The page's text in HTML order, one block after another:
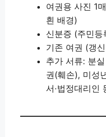
여권용 사진 1
흰 배경)
신분증 (주민
기존 여권 (갱
추가 서류: 분
권(훼손), 미성
서·법정대리인